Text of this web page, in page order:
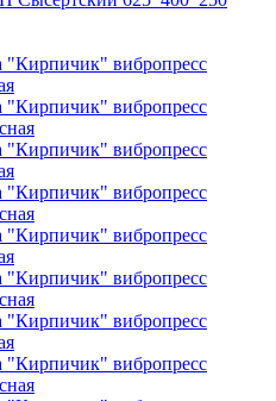
"Кирпичик" вибропресс
"Кирпичик" вибропресс
"Кирпичик" вибропресс
"Кирпичик" вибропресс
"Кирпичик" вибропресс
"Кирпичик" вибропресс
"Кирпичик" вибропресс
"Кирпичик" вибропресс